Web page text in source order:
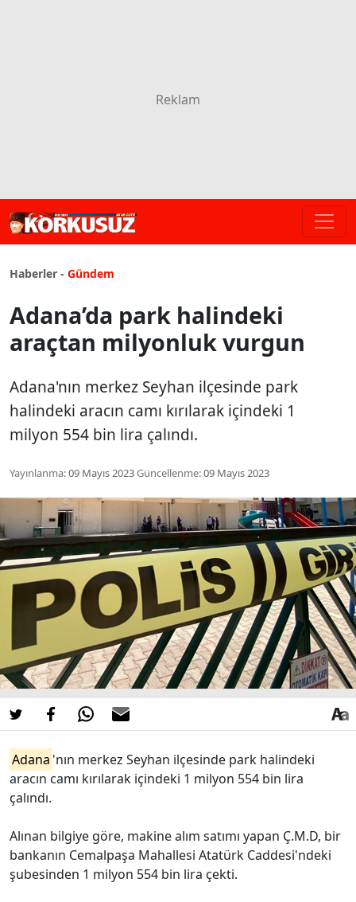
Haberler - Gündem
Adana’da park halindeki
araçtan milyonluk vurgun
Adana'nın merkez Seyhan ilçesinde park
halindeki aracın camı kırılarak içindeki 1
milyon 554 bin lira çalındı.
Yayınlanma:09 Mayıs 2023Güncellenme:09 Mayıs 2023
Adana 'nın merkez Seyhan ilçesinde park halindeki
aracın camı kırılarak içindeki 1 milyon 554 bin lira
çalındı.
Alınan bilgiye göre, makine alım satımı yapan Ç.M.D, bir
bankanın Cemalpaşa Mahallesi Atatürk Caddesi'ndeki
şubesinden 1 milyon 554 bin lira çekti.